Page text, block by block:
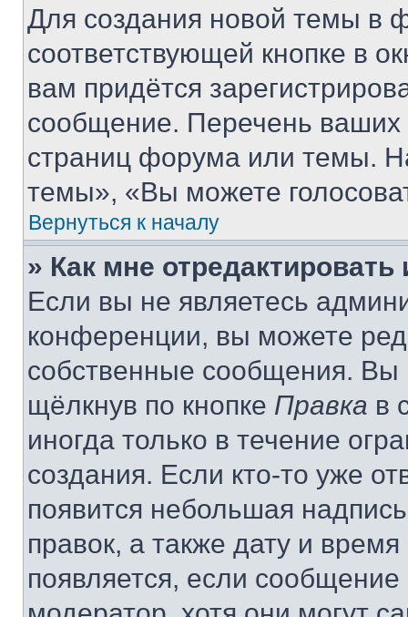
Для создания новой темы в
соответствующей кнопке в
вам придётся
сообщение. Перечень ваших
страниц форума или темы.
темы», «Вы можете
Вернуться к началу
» Как мне
Если вы не являетесь
конференции, вы можете
собственные сообщения. Вы
щёлкнув по кнопке Правка в
иногда только в течение
создания. Если кто-то уже
появится небольшая
правок, а также дату и
появляется, если